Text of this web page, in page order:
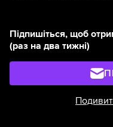
Підпишіться, щоб
(раз на два тижні)